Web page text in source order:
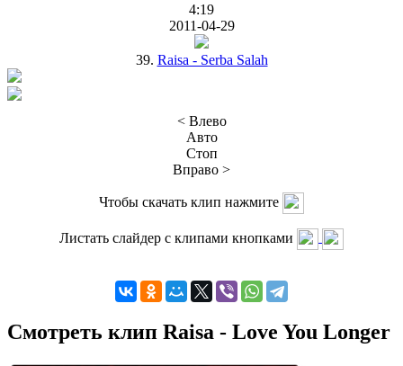
4:19
2011-04-29
39. Raisa - Serba Salah
< Влево
Авто
Стоп
Вправо >
Чтобы скачать клип нажмите
Листать слайдер с клипами кнопками
Смотреть клип Raisa - Love You Longer